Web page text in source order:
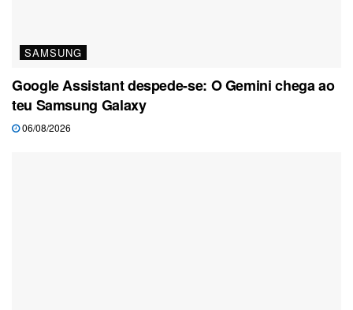
SAMSUNG
Google Assistant despede-se: O Gemini chega ao
teu Samsung Galaxy
06/08/2026